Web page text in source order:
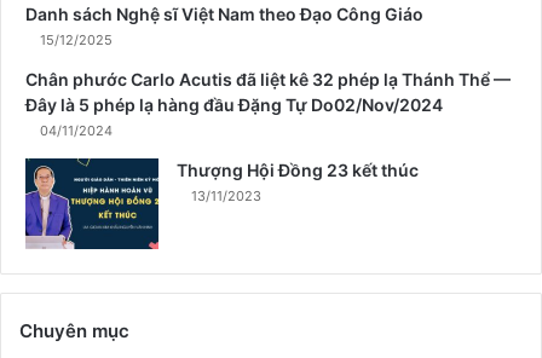
Danh sách Nghệ sĩ Việt Nam theo Đạo Công Giáo
15/12/2025
Chân phước Carlo Acutis đã liệt kê 32 phép lạ Thánh Thể —
Đây là 5 phép lạ hàng đầu Đặng Tự Do02/Nov/2024
04/11/2024
Thượng Hội Đồng 23 kết thúc
13/11/2023
Chuyên mục